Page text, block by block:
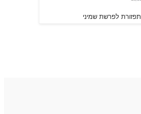
תפזורת לפרשת שמיני